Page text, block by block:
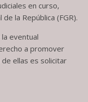
en curso,
la República (FGR).
eventual
a promover
ellas es solicitar